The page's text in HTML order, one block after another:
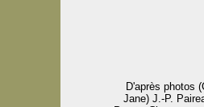
D'après photos
Jane) J.-P.